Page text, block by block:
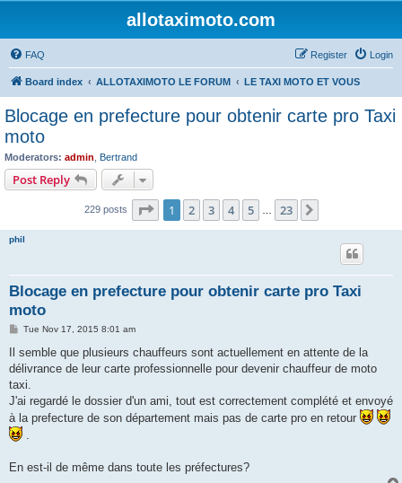
allotaximoto.com
FAQ Login
Register
Board index ALLOTAXIMOTO LE FORUM LE TAXI MOTO ET VOUS
Blocage en prefecture pour obtenir carte pro Taxi
moto
Moderators: admin Bertrand
Post Reply
229 posts Page 1of 23
1 2 3 4 5 23
phil
Blocage en prefecture pour obtenir carte pro Taxi
moto
P
s
Tue Nov 17, 2015 8:01 am
Il semble que plusieurs chauffeurs sont actuellement en attente de la
délivrance de leur carte professionnelle pour devenir chauffeur de moto
taxi.
J'ai regardé le dossier d'un ami, tout est correctement complété et envoyé
à la prefecture de son département mais pas de carte pro en retour
En est-il de même dans toute les préfectures?